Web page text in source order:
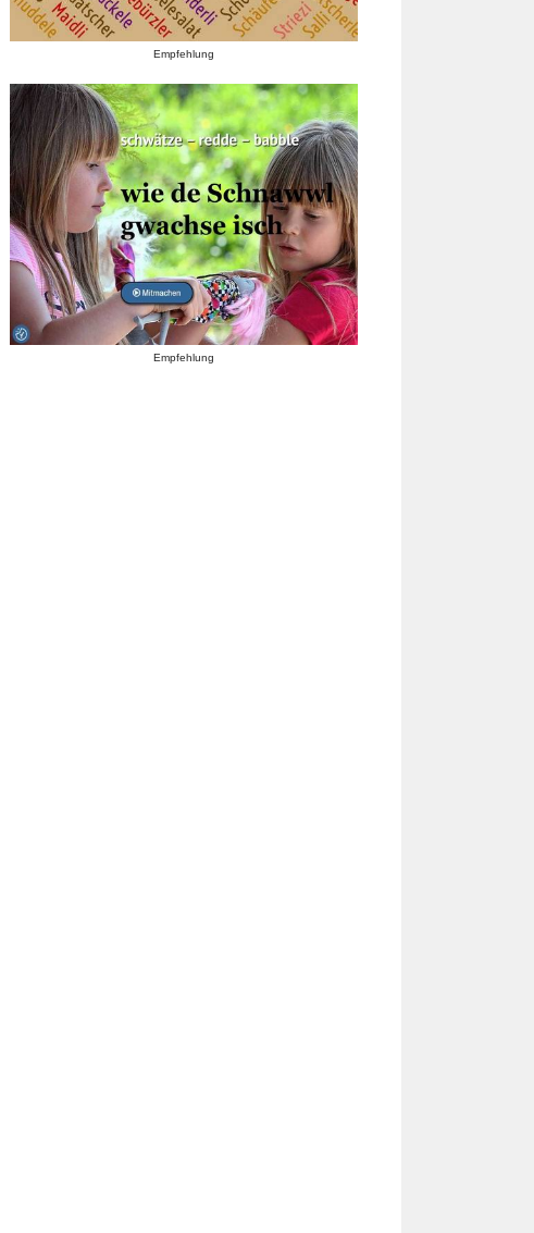
Empfehlung
Empfehlung